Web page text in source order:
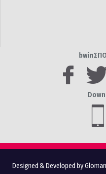
Designed & Developed by Gloman